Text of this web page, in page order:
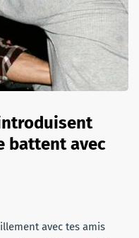
battent avec
avec tes amis